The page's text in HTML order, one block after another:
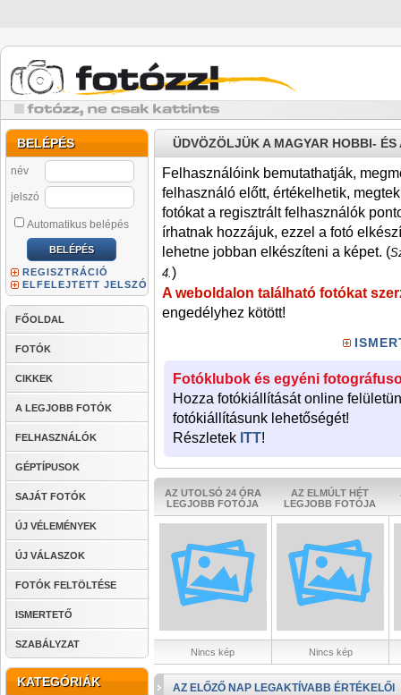
BELÉPÉS
név
jelszó
Automatikus belépés
REGISZTRÁCIÓ
ELFELEJTETT JELSZÓ
FŐOLDAL
FOTÓK
CIKKEK
A LEGJOBB FOTÓK
FELHASZNÁLÓK
GÉPTÍPUSOK
SAJÁT FOTÓK
ÚJ VÉLEMÉNYEK
ÚJ VÁLASZOK
FOTÓK FELTÖLTÉSE
ISMERTETŐ
SZABÁLYZAT
KATEGÓRIÁK
ÜDVÖZÖLJÜK A MAGYAR HOBBI-
Felhasználóink bemutathatják,
felhasználó előtt, értékelhetik,
fotókat a regisztrált felhasználók
írhatnak hozzájuk, ezzel a fotó
lehetne jobban elkészíteni a képet. (
4.)
A weboldalon található fotókat
engedélyhez kötött!
Fotóklubok és egyéni
Hozza fotókiállítását online
fotókiállításunk lehetőségét!
Részletek ITT!
AZ UTOLSÓ 24 ÓRA
LEGJOBB FOTÓJA
AZ ELMÚLT HÉT
LEGJOBB FOTÓJA
Nincs kép Nincs kép
AZ ELŐZŐ NAP LEGAKTÍVABB ÉRTÉKELŐI